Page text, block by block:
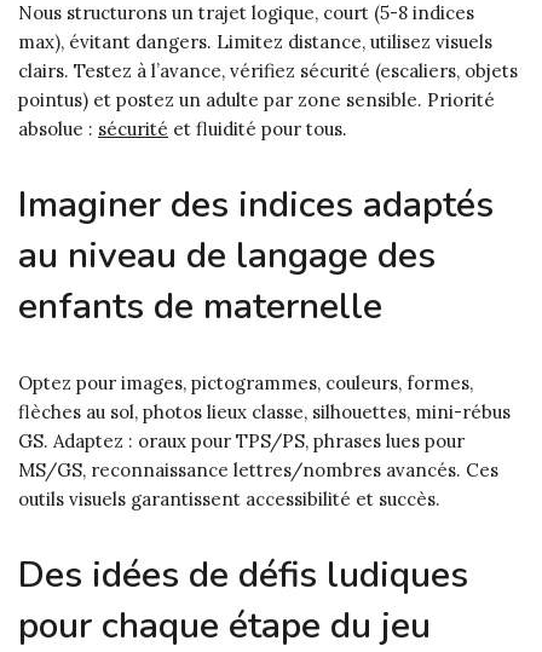
Nous structurons un trajet logique, court (5-8 indices
max), évitant dangers. Limitez distance, utilisez visuels
clairs. Testez à l’avance, vérifiez sécurité (escaliers, objets
pointus) et postez un adulte par zone sensible. Priorité
absolue : sécurité et fluidité pour tous.
Imaginer des indices adaptés
au niveau de langage des
enfants de maternelle
Optez pour images, pictogrammes, couleurs, formes,
flèches au sol, photos lieux classe, silhouettes, mini-rébus
GS. Adaptez : oraux pour TPS/PS, phrases lues pour
MS/GS, reconnaissance lettres/nombres avancés. Ces
outils visuels garantissent accessibilité et succès.
Des idées de défis ludiques
pour chaque étape du jeu